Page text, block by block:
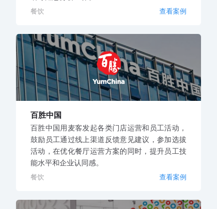
餐饮 查看案例
百胜中国
百胜中国用麦客发起各类门店运营和员工活动，
鼓励员工通过线上渠道反馈意见建议，参加选拔
活动，在优化餐厅运营方案的同时，提升员工技
能水平和企业认同感。
餐饮 查看案例